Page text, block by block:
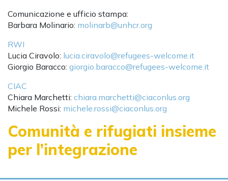
Comunicazione e ufficio stampa:
Barbara Molinario: molinarb@unhcr.org
RWI
Lucia Ciravolo: lucia.ciravolo@refugees-welcome.it
Giorgio Baracco: giorgio.baracco@refugees-welcome.it
CIAC
Chiara Marchetti: chiara.marchetti@ciaconlus.org
Michele Rossi: michele.rossi@ciaconlus.org
Comunità e rifugiati insieme
per l’integrazione